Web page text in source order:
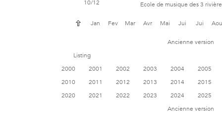
10/12
Ecole de musique des 3
Jan Fev Mar Avr Mai Jui Jui Aou
Ancienne version
Listing
2000
2001 2002 2003 2004
2005
2010
2011 2012 2013 2014
2015
2020
2021 2022 2023 2024
2025
Ancienne version